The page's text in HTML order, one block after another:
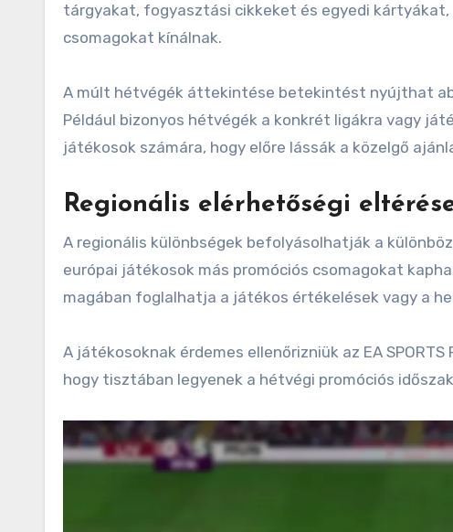
tárgyakat, fogyasztási cikkeket és egyedi
csomagokat kínálnak.
A múlt hétvégék áttekintése betekintést nyújthat
Például bizonyos hétvégék a konkrét ligákra vagy
játékosok számára, hogy előre lássák a közelgő
Regionális elérhetőségi
A regionális különbségek befolyásolhatják a
európai játékosok más promóciós csomagokat
magában foglalhatja a játékos értékelések vagy a
A játékosoknak érdemes ellenőrizniük az EA
hogy tisztában legyenek a hétvégi promóciós